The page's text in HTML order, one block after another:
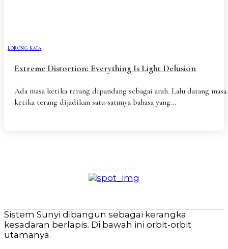
LORONG KATA
Extreme Distortion: Everything Is Light Delusion
Ada masa ketika terang dipandang sebagai arah. Lalu datang masa
ketika terang dijadikan satu-satunya bahasa yang...
Advertisement
Sistem Sunyi dibangun sebagai kerangka
kesadaran berlapis. Di bawah ini orbit-orbit
utamanya.